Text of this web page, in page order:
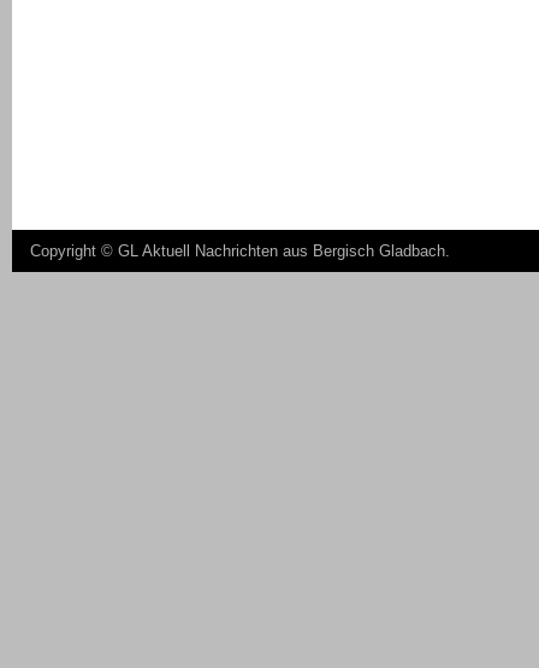
Copyright © GL Aktuell Nachrichten aus Bergisch Gladbach.